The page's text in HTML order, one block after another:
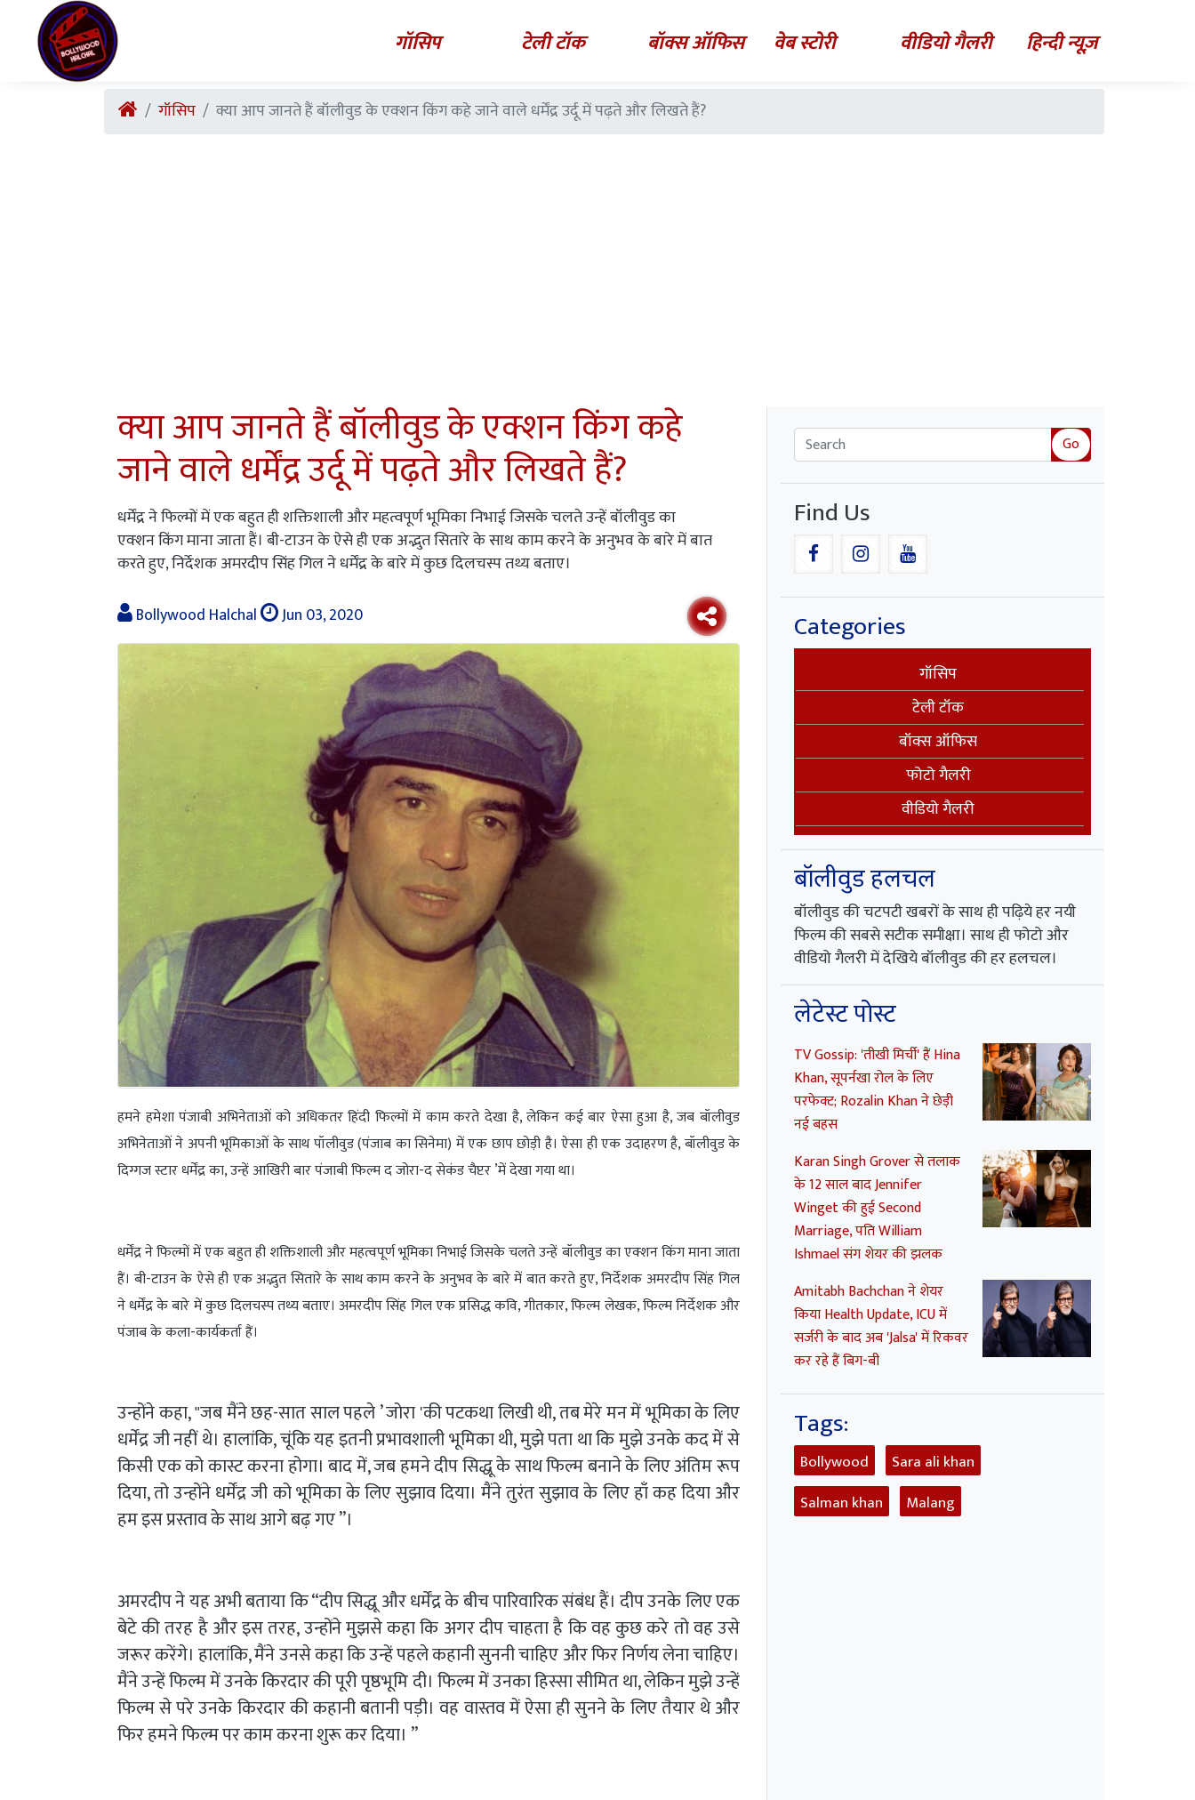
गॉसिप टेली टॉक बॉक्स ऑफिस वेब स्टोरी वीडियो गैलरी हिन्दी न्यूज़
गॉसिप क्या आप जानते हैं बॉलीवुड के एक्शन किंग कहे जाने वाले धर्मेंद्र उर्दू में पढ़ते और लिखते हैं?
क्या आप जानते हैं बॉलीवुड के एक्शन किंग कहे
जाने वाले धर्मेंद्र उर्दू में पढ़ते और लिखते हैं?
धर्मेंद्र ने फिल्मों में एक बहुत ही शक्तिशाली और महत्वपूर्ण भूमिका निभाई जिसके चलते उन्हें बॉलीवुड का
एक्शन किंग माना जाता हैं। बी-टाउन के ऐसे ही एक अद्भुत सितारे के साथ काम करने के अनुभव के बारे में बात
करते हुए, निर्देशक अमरदीप सिंह गिल ने धर्मेंद्र के बारे में कुछ दिलचस्प तथ्य बताए।
Bollywood Halchal
Jun 03, 2020
हमने हमेशा पंजाबी अभिनेताओं को अधिकतर हिंदी फिल्मों में काम करते देखा है, लेकिन कई बार ऐसा हुआ है, जब बॉलीवुड
अभिनेताओं ने अपनी भूमिकाओं के साथ पॉलीवुड (पंजाब का सिनेमा) में एक छाप छोड़ी है। ऐसा ही एक उदाहरण है, बॉलीवुड के
दिग्गज स्टार धर्मेंद्र का, उन्हें आखिरी बार पंजाबी फिल्म द जोरा-द सेकंड चैप्टर ’में देखा गया था।
धर्मेंद्र ने फिल्मों में एक बहुत ही शक्तिशाली और महत्वपूर्ण भूमिका निभाई जिसके चलते उन्हें बॉलीवुड का एक्शन किंग माना जाता
हैं। बी-टाउन के ऐसे ही एक अद्भुत सितारे के साथ काम करने के अनुभव के बारे में बात करते हुए, निर्देशक अमरदीप सिंह गिल
ने धर्मेंद्र के बारे में कुछ दिलचस्प तथ्य बताए। अमरदीप सिंह गिल एक प्रसिद्ध कवि, गीतकार, फिल्म लेखक, फिल्म निर्देशक और
पंजाब के कला-कार्यकर्ता हैं।
उन्होंने कहा, "जब मैंने छह-सात साल पहले ’ जोरा 'की पटकथा लिखी थी, तब मेरे मन में भूमिका के लिए
धर्मेंद्र जी नहीं थे। हालांकि, चूंकि यह इतनी प्रभावशाली भूमिका थी, मुझे पता था कि मुझे उनके कद में से
किसी एक को कास्ट करना होगा। बाद में, जब हमने दीप सिद्धू के साथ फिल्म बनाने के लिए अंतिम रूप
दिया, तो उन्होंने धर्मेंद्र जी को भूमिका के लिए सुझाव दिया। मैंने तुरंत सुझाव के लिए हाँ कह दिया और
हम इस प्रस्ताव के साथ आगे बढ़ गए ”।
अमरदीप ने यह अभी बताया कि “दीप सिद्धू और धर्मेंद्र के बीच पारिवारिक संबंध हैं। दीप उनके लिए एक
बेटे की तरह है और इस तरह, उन्होंने मुझसे कहा कि अगर दीप चाहता है कि वह कुछ करे तो वह उसे
जरूर करेंगे। हालांकि, मैंने उनसे कहा कि उन्हें पहले कहानी सुननी चाहिए और फिर निर्णय लेना चाहिए।
मैंने उन्हें फिल्म में उनके किरदार की पूरी पृष्ठभूमि दी। फिल्म में उनका हिस्सा सीमित था, लेकिन मुझे उन्हें
फिल्म से परे उनके किरदार की कहानी बतानी पड़ी। वह वास्तव में ऐसा ही सुनने के लिए तैयार थे और
फिर हमने फिल्म पर काम करना शुरू कर दिया। ”
Go
Find Us
Categories
गॉसिप
टेली टॉक
बॉक्स ऑफिस
फोटो गैलरी
वीडियो गैलरी
बॉलीवुड हलचल
बॉलीवुड की चटपटी खबरों के साथ ही पढ़िये हर नयी
फिल्म की सबसे सटीक समीक्षा। साथ ही फोटो और
वीडियो गैलरी में देखिये बॉलीवुड की हर हलचल।
लेटेस्ट पोस्ट
TV Gossip: 'तीखी मिर्ची' हैं Hina
Khan, सूपर्नखा रोल के लिए
परफेक्ट; Rozalin Khan ने छेड़ी
नई बहस
Karan Singh Grover से तलाक
के 12 साल बाद Jennifer
Winget की हुई Second
Marriage, पति William
Ishmael संग शेयर की झलक
Amitabh Bachchan ने शेयर
किया Health Update, ICU में
सर्जरी के बाद अब 'Jalsa' में रिकवर
कर रहे हैं बिग-बी
Tags:
Bollywood
Sara ali khan
Salman khan
Malang